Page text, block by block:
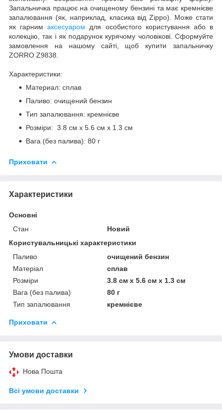
Запальничка працює на очищеному бензині та має кремнієве
запалювання (як, наприклад, класика від Zippo). Може стати
як гарнимаксесуаром для особистого користування або в
колекцію, так і як подарунок курячому чоловікові. Сформуйте
замовлення на нашому сайті, щоб купити запальничку
ZORRO Z9838.
Характеристики:
Материал: сплав
Паливо: очищений бензин
Тип запалювання: кремнієве
Розміри: 3.8 см х 5.6 см х 1.3 см
Вага (без палива): 80 г
Приховати
Характеристики
Основні
Стан
Новий
Користувальницькі характеристики
Паливо
очищений бензин
Матеріал
сплав
Розміри
3.8 см х 5.6 см х 1.3 см
Вага (без палива)
80 г
Тип запалювання
кремнієве
Приховати
Умови доставки
Нова Пошта
Всі умови доставки